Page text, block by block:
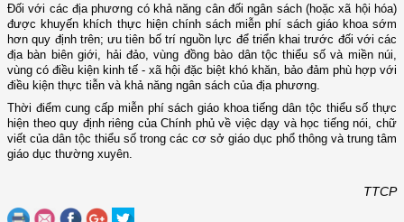
Đối với các địa phương có khả năng cân đối ngân sách (hoặc xã hội hóa)
được khuyến khích thực hiện chính sách miễn phí sách giáo khoa sớm
hơn quy định trên; ưu tiên bố trí nguồn lực để triển khai trước đối với các
địa bàn biên giới, hải đảo, vùng đồng bào dân tộc thiểu số và miền núi,
vùng có điều kiện kinh tế - xã hội đặc biệt khó khăn, bảo đảm phù hợp với
điều kiện thực tiễn và khả năng ngân sách của địa phương.
Thời điểm cung cấp miễn phí sách giáo khoa tiếng dân tộc thiểu số thực
hiện theo quy định riêng của Chính phủ về việc dạy và học tiếng nói, chữ
viết của dân tộc thiểu số trong các cơ sở giáo dục phổ thông và trung tâm
giáo dục thường xuyên.
TTCP